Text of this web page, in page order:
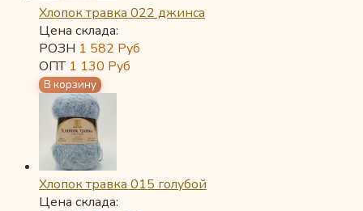
Хлопок травка 022 джинса
Цена склада:
РОЗН 1 582 Руб
ОПТ 1 130 Руб
Хлопок травка 015 голубой
Цена склада: